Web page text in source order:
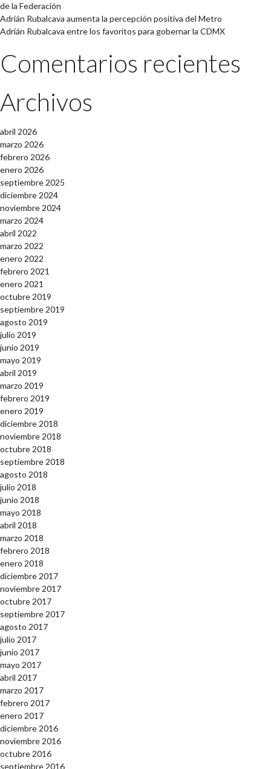
de la Federación
Adrián Rubalcava aumenta la percepción positiva del Metro
Adrián Rubalcava entre los favoritos para gobernar la CDMX
Comentarios recientes
Archivos
abril 2026
marzo 2026
febrero 2026
enero 2026
septiembre 2025
diciembre 2024
noviembre 2024
marzo 2024
abril 2022
marzo 2022
enero 2022
febrero 2021
enero 2021
octubre 2019
septiembre 2019
agosto 2019
julio 2019
junio 2019
mayo 2019
abril 2019
marzo 2019
febrero 2019
enero 2019
diciembre 2018
noviembre 2018
octubre 2018
septiembre 2018
agosto 2018
julio 2018
junio 2018
mayo 2018
abril 2018
marzo 2018
febrero 2018
enero 2018
diciembre 2017
noviembre 2017
octubre 2017
septiembre 2017
agosto 2017
julio 2017
junio 2017
mayo 2017
abril 2017
marzo 2017
febrero 2017
enero 2017
diciembre 2016
noviembre 2016
octubre 2016
septiembre 2016